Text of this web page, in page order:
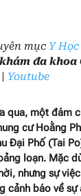
mục Y
đa khoa
Youtube
qua, một đám
cư Hoằng
Đại Phố (Tai
loạn. Mặc
nhưng sự
cảnh báo về sự